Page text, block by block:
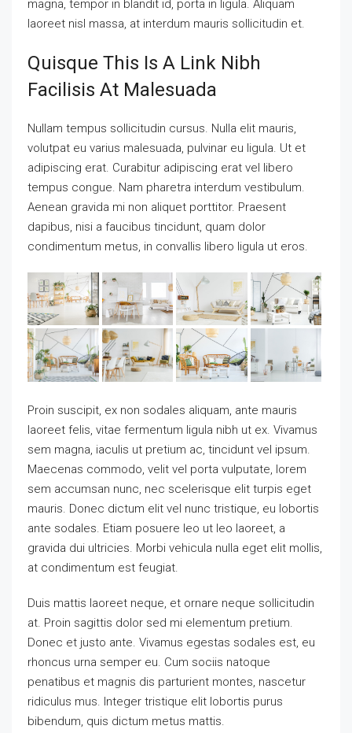
magna, tempor in blandit id, porta in ligula. Aliquam
laoreet nisl massa, at interdum mauris sollicitudin et.
Quisque This Is A Link Nibh
Facilisis At Malesuada
Nullam tempus sollicitudin cursus. Nulla elit mauris,
volutpat eu varius malesuada, pulvinar eu ligula. Ut et
adipiscing erat. Curabitur adipiscing erat vel libero
tempus congue. Nam pharetra interdum vestibulum.
Aenean gravida mi non aliquet porttitor. Praesent
dapibus, nisi a faucibus tincidunt, quam dolor
condimentum metus, in convallis libero ligula ut eros.
Proin suscipit, ex non sodales aliquam, ante mauris
laoreet felis, vitae fermentum ligula nibh ut ex. Vivamus
sem magna, iaculis ut pretium ac, tincidunt vel ipsum.
Maecenas commodo, velit vel porta vulputate, lorem
sem accumsan nunc, nec scelerisque elit turpis eget
mauris. Donec dictum elit vel nunc tristique, eu lobortis
ante sodales. Etiam posuere leo ut leo laoreet, a
gravida dui ultricies. Morbi vehicula nulla eget elit mollis,
at condimentum est feugiat.
Duis mattis laoreet neque, et ornare neque sollicitudin
at. Proin sagittis dolor sed mi elementum pretium.
Donec et justo ante. Vivamus egestas sodales est, eu
rhoncus urna semper eu. Cum sociis natoque
penatibus et magnis dis parturient montes, nascetur
ridiculus mus. Integer tristique elit lobortis purus
bibendum, quis dictum metus mattis.